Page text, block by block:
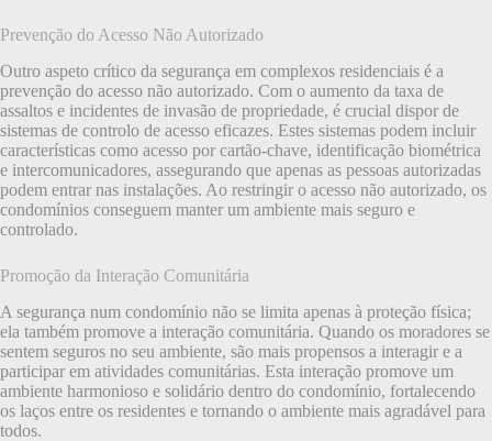
Prevenção do Acesso Não Autorizado
Outro aspeto crítico da segurança em complexos residenciais é a
prevenção do acesso não autorizado. Com o aumento da taxa de
assaltos e incidentes de invasão de propriedade, é crucial dispor de
sistemas de controlo de acesso eficazes. Estes sistemas podem incluir
características como acesso por cartão-chave, identificação biométrica
e intercomunicadores, assegurando que apenas as pessoas autorizadas
podem entrar nas instalações. Ao restringir o acesso não autorizado, os
condomínios conseguem manter um ambiente mais seguro e
controlado.
Promoção da Interação Comunitária
A segurança num condomínio não se limita apenas à proteção física;
ela também promove a interação comunitária. Quando os moradores se
sentem seguros no seu ambiente, são mais propensos a interagir e a
participar em atividades comunitárias. Esta interação promove um
ambiente harmonioso e solidário dentro do condomínio, fortalecendo
os laços entre os residentes e tornando o ambiente mais agradável para
todos.